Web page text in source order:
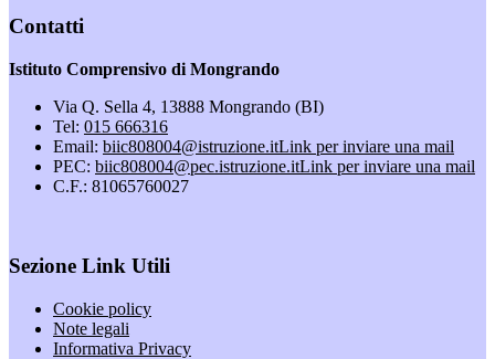
Contatti
Istituto Comprensivo di Mongrando
Via Q. Sella 4, 13888 Mongrando (BI)
Tel: 015 666316
Email: biic808004@istruzione.itLink per inviare una mail
PEC: biic808004@pec.istruzione.itLink per inviare una mail
C.F.: 81065760027
Sezione Link Utili
Cookie policy
Note legali
Informativa Privacy